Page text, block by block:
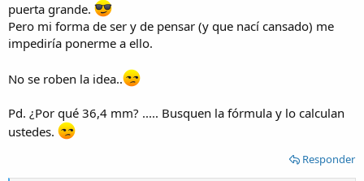
puerta grande.
Pero mi forma de ser y de pensar (y que nací cansado) me
impediría ponerme a ello.
No se roben la idea..
Pd. ¿Por qué 36,4 mm? ..... Busquen la fórmula y lo calculan
ustedes.
Responder